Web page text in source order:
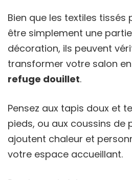
Bien que les textiles tissés
être simplement une
décoration, ils peuvent
transformer votre salon
refuge douillet.
Pensez aux tapis doux et
pieds, ou aux coussins de
ajoutent chaleur et
votre espace accueillant.